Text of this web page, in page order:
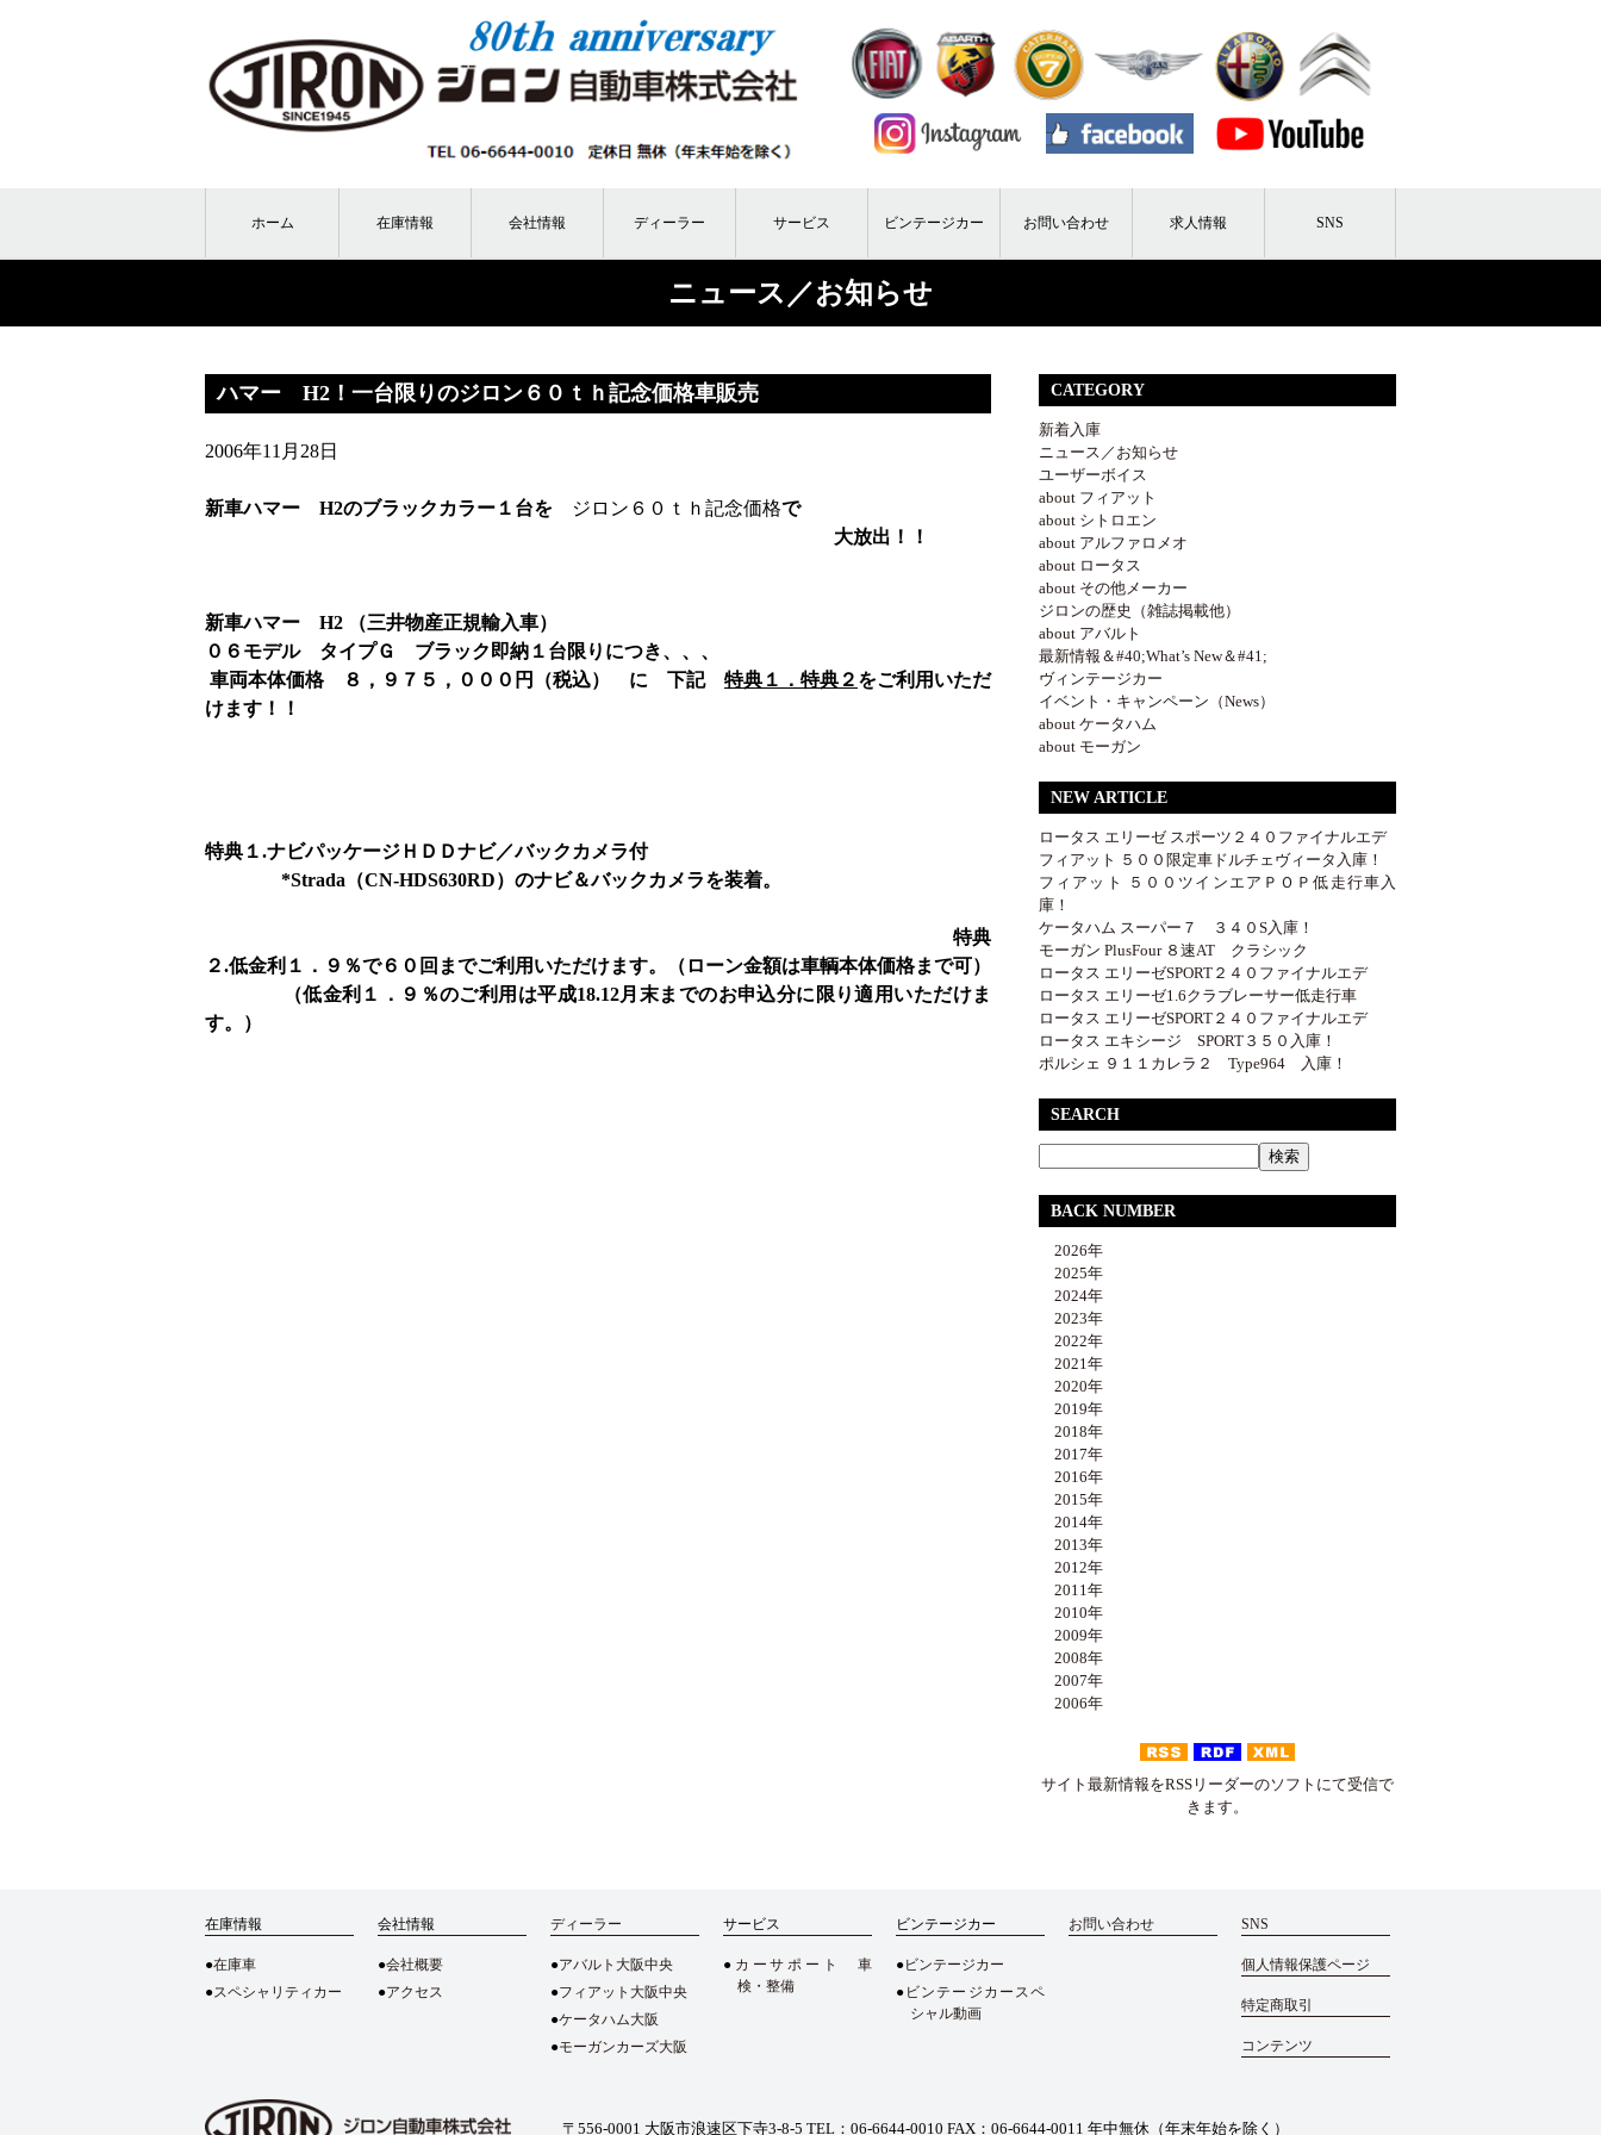
ホーム 在庫情報 会社情報 ディーラー サービス ビンテージカー お問い合わせ 求人情報 SNS
ニュース／お知らせ
ハマー H2！一台限りのジロン６０ｔｈ記念価格車販売
2006年11月28日
新車ハマー H2のブラックカラー１台を ジロン６０ｔｈ記念価格で
大放出！！
新車ハマー H2 （三井物産正規輸入車）
０６モデル タイプＧ ブラック即納１台限りにつき、、、
車両本体価格 ８，９７５，０００円（税込） に 下記 特典１．特典２ をご利用いただ
けます！！
特典１.ナビパッケージＨＤＤナビ／バックカメラ付
*Strada（CN-HDS630RD）のナビ＆バックカメラを装着。
特典
２.低金利１．９％で６０回までご利用いただけます。（ローン金額は車輌本体価格まで可）
（低金利１．９％のご利用は平成18.12月末までのお申込分に限り適用いただけま
す。）
CATEGORY
新着入庫
ニュース／お知らせ
ユーザーボイス
about フィアット
about シトロエン
about アルファロメオ
about ロータス
about その他メーカー
ジロンの歴史（雑誌掲載他）
about アバルト
最新情報＆#40;What’s New＆#41;
ヴィンテージカー
イベント・キャンペーン（News）
about ケータハム
about モーガン
NEW ARTICLE
ロータス エリーゼ スポーツ２４０ファイナルエデ
フィアット ５００限定車ドルチェヴィータ入庫！
フィアット ５００ツインエアＰＯＰ低走行車入
庫！
ケータハム スーパー７ ３４０S入庫！
モーガン PlusFour ８速AT クラシック
ロータス エリーゼSPORT２４０ファイナルエデ
ロータス エリーゼ1.6クラブレーサー低走行車
ロータス エリーゼSPORT２４０ファイナルエデ
ロータス エキシージ SPORT３５０入庫！
ポルシェ ９１１カレラ２ Type964 入庫！
SEARCH
BACK NUMBER
2026年
2025年
2024年
2023年
2022年
2021年
2020年
2019年
2018年
2017年
2016年
2015年
2014年
2013年
2012年
2011年
2010年
2009年
2008年
2007年
2006年
サイト最新情報をRSSリーダーのソフトにて受信で
きます。
在庫情報
在庫車
スペシャリティカー
会社情報
会社概要
アクセス
ディーラー
アバルト大阪中央
フィアット大阪中央
ケータハム大阪
モーガンカーズ大阪
サービス
カーサポート 車
検・整備
ビンテージカー
ビンテージカー
ビンテージカースペ
シャル動画
お問い合わせ SNS
個人情報保護ページ
特定商取引
コンテンツ
〒556-0001 大阪市浪速区下寺3-8-5 TEL：06-6644-0010 FAX：06-6644-0011 年中無休（年末年始を除く）